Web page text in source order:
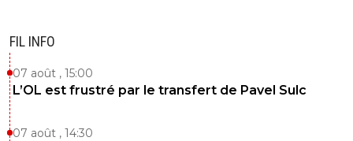
FIL INFO
07 août , 15:00
L’OL est frustré par le transfert de Pavel Sulc
07 août , 14:30